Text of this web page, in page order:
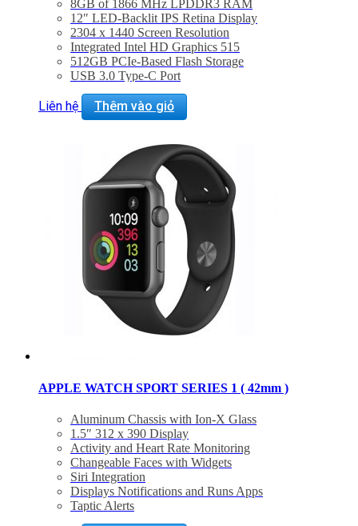
8GB of 1866 MHz LPDDR3 RAM
12″ LED-Backlit IPS Retina Display
2304 x 1440 Screen Resolution
Integrated Intel HD Graphics 515
512GB PCIe-Based Flash Storage
USB 3.0 Type-C Port
Force Touch Trackpad
Mac OS X El Capitan or macOS Sierra
Liên hệ Thêm vào giỏ
APPLE WATCH SPORT SERIES 1 ( 42mm )
Aluminum Chassis with Ion-X Glass
1.5″ 312 x 390 Display
Activity and Heart Rate Monitoring
Changeable Faces with Widgets
Siri Integration
Displays Notifications and Runs Apps
Taptic Alerts